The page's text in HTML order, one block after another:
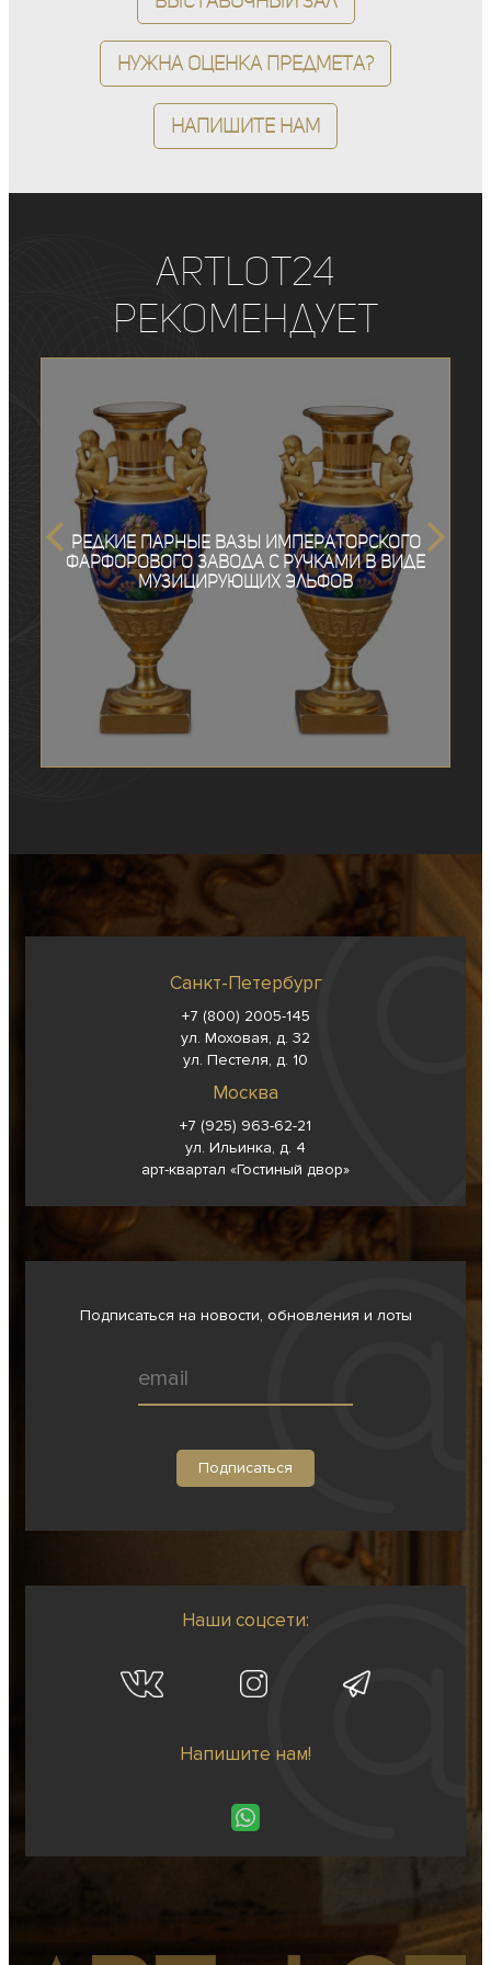
Нужна оценка предмета?
Напишите нам
ArtLot24
рекомендует
Редкие парные вазы Императорского
фарфорового завода с ручками в виде
музицирующих эльфов
Санкт-Петербург
+7 (800) 2005-145
ул. Моховая, д. 32
ул. Пестеля, д. 10
Москва
+7 (925) 963-62-21
ул. Ильинка, д. 4
арт-квартал «Гостиный двор»
Подписаться на новости, обновления и лоты
Наши соцсети:
Напишите нам!